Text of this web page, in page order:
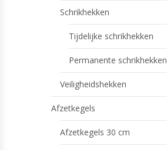
Schrikhekken
Tijdelijke schrikhekken
Permanente schrikhekken
Veiligheidshekken
Afzetkegels
Afzetkegels 30 cm